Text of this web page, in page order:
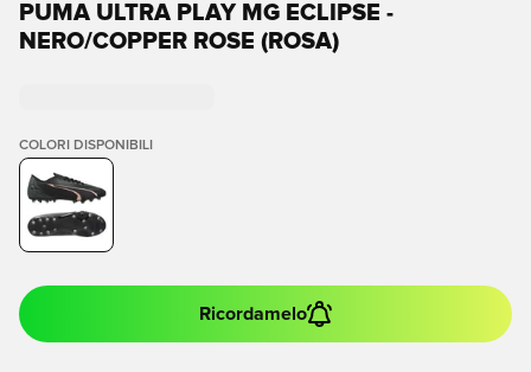
PUMA ULTRA PLAY MG ECLIPSE -
NERO/COPPER ROSE (ROSA)
COLORI DISPONIBILI
Ricordamelo